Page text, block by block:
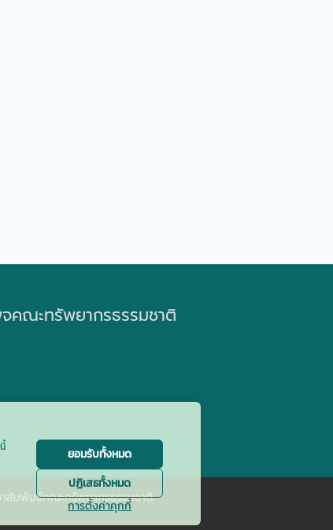
ยอมรับทั้งหมด
ปฏิเสธทั้งหมด
การตั้งค่าคุกกี้
จคณะทรัพยากรธรรมชาติ
สัมพันธ์คณะทรัพยากรธรรมชาติ